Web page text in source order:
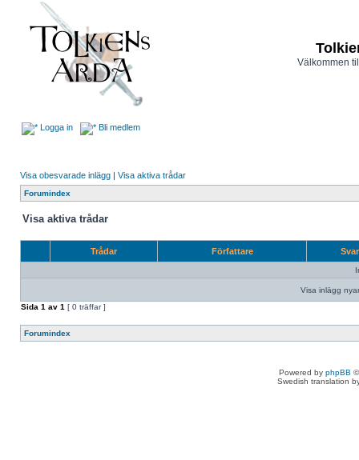
Välkommen
Logga in Bli medlem
Visa obesvarade inlägg | Visa aktiva trådar
Forumindex
Visa aktiva trådar
Trådar Författare
Visa inlägg
Sida 1 av 1 [ 0 träffar ]
Forumindex
Powered by phpBB
Swedish translation